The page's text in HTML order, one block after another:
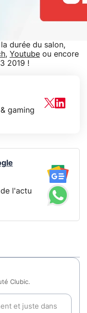
durée du salon,
, Youtube ou encore
2019 !
gaming
l'actu
Clubic.